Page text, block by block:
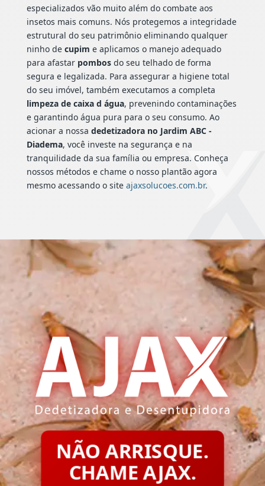
especializados vão muito além do combate aos
insetos mais comuns. Nós protegemos a integridade
estrutural do seu patrimônio eliminando qualquer
ninho de cupim e aplicamos o manejo adequado
para afastar pombosdo seu telhado de forma
segura e legalizada. Para assegurar a higiene total
do seu imóvel, também executamos a completa
limpeza de caixa d água, prevenindo contaminações
e garantindo água pura para o seu consumo. Ao
acionar a nossa dedetizadora no Jardim ABC -
Diadema, você investe na segurança e na
tranquilidade da sua família ou empresa. Conheça
nossos métodos e chame o nosso plantão agora
mesmo acessando o site ajaxsolucoes.com.br.
NÃO ARRISQUE.
CHAME AJAX.